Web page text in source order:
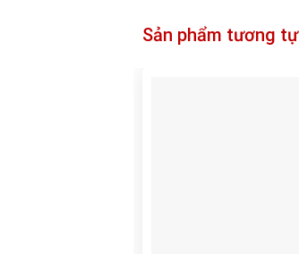
Sản phẩm tương tự